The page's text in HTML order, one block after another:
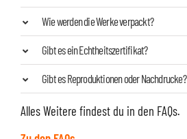
Wie werden die Werke verpackt?
Gibt es ein Echtheitszertifikat?
Gibt es Reproduktionen oder Nachdrucke?
Alles Weitere findest du in den FAQs.